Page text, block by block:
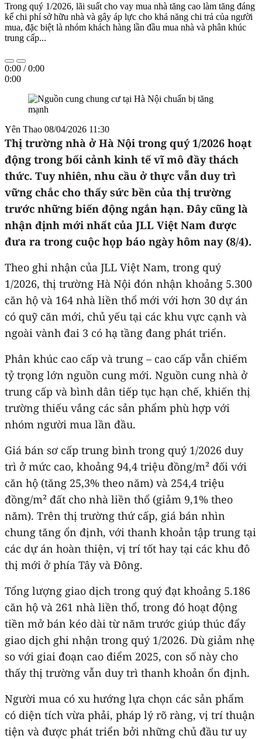
Trong quý 1/2026, lãi suất cho vay mua nhà tăng cao làm tăng đáng
kể chi phí sở hữu nhà và gây áp lực cho khả năng chi trả của người
mua, đặc biệt là nhóm khách hàng lần đầu mua nhà và phân khúc
trung cấp...
0:00 /0:00
0:00
Yên Thao 08/04/2026 11:30
Thị trường nhà ở Hà Nội trong quý 1/2026 hoạt
động trong bối cảnh kinh tế vĩ mô đầy thách
thức. Tuy nhiên, nhu cầu ở thực vẫn duy trì
vững chắc cho thấy sức bền của thị trường
trước những biến động ngắn hạn. Đây cũng là
nhận định mới nhất của JLL Việt Nam được
đưa ra trong cuộc họp báo ngày hôm nay (8/4).
Theo ghi nhận của JLL Việt Nam, trong quý
1/2026, thị trường Hà Nội đón nhận khoảng 5.300
căn hộ và 164 nhà liền thổ mới với hơn 30 dự án
có quỹ căn mới, chủ yếu tại các khu vực cạnh và
ngoài vành đai 3 có hạ tầng đang phát triển.
Phân khúc cao cấp và trung – cao cấp vẫn chiếm
tỷ trọng lớn nguồn cung mới. Nguồn cung nhà ở
trung cấp và bình dân tiếp tục hạn chế, khiến thị
trường thiếu vắng các sản phẩm phù hợp với
nhóm người mua lần đầu.
Giá bán sơ cấp trung bình trong quý 1/2026 duy
trì ở mức cao, khoảng 94,4 triệu đồng/m² đối với
căn hộ (tăng 25,3% theo năm) và 254,4 triệu
đồng/m² đất cho nhà liền thổ (giảm 9,1% theo
năm). Trên thị trường thứ cấp, giá bán nhìn
chung tăng ổn định, với thanh khoản tập trung tại
các dự án hoàn thiện, vị trí tốt hay tại các khu đô
thị mới ở phía Tây và Đông.
Tổng lượng giao dịch trong quý đạt khoảng 5.186
căn hộ và 261 nhà liền thổ, trong đó hoạt động
tiền mở bán kéo dài từ năm trước giúp thúc đẩy
giao dịch ghi nhận trong quý 1/2026. Dù giảm nhẹ
so với giai đoạn cao điểm 2025, con số này cho
thấy thị trường vẫn duy trì thanh khoản ổn định.
Người mua có xu hướng lựa chọn các sản phẩm
có diện tích vừa phải, pháp lý rõ ràng, vị trí thuận
tiện và được phát triển bởi những chủ đầu tư uy